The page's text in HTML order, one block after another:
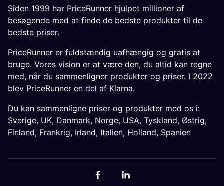
Siden 1999 har PriceRunner hjulpet millioner af
besøgende med at finde de bedste produkter til de
bedste priser.
PriceRunner er fuldstændig uafhængig og gratis at
bruge. Vores vision er at være den, du altid kan regne
med, når du sammenligner produkter og priser. I 2022
blev PriceRunner en del af Klarna.
Du kan sammenligne priser og produkter med os i:
Sverige, UK, Danmark, Norge, USA, Tyskland, Østrig,
Finland, Frankrig, Irland, Italien, Holland, Spanien